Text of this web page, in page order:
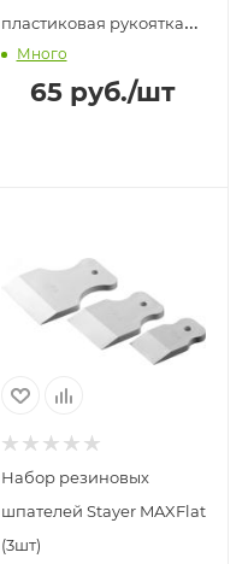
пластиковая рукоятка
DERZHI
Много
65 руб./шт
Набор резиновых
шпателей Stayer MAXFlat
(3шт)